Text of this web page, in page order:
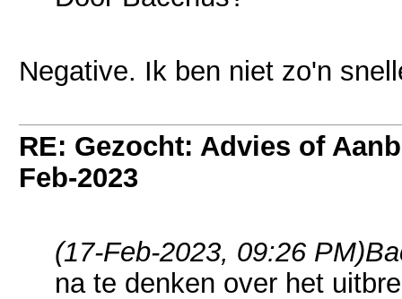
Negative. Ik ben niet zo'n
RE: Gezocht: Advies of
Feb-2023
(17-Feb-2023, 09:26 PM)
na te denken over het